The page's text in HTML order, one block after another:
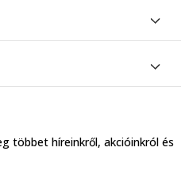
többet híreinkről, akcióinkról és